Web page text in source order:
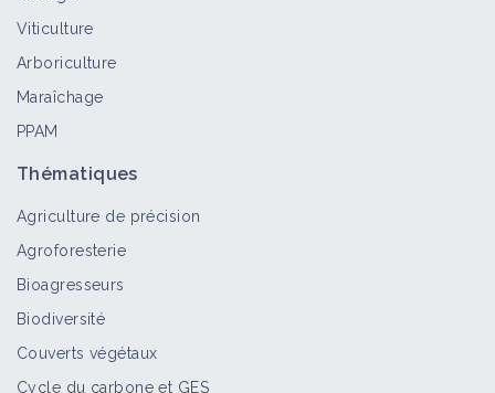
Viticulture
Arboriculture
Maraîchage
PPAM
Thématiques
Agriculture de précision
Agroforesterie
Bioagresseurs
Biodiversité
Couverts végétaux
Cycle du carbone et GES